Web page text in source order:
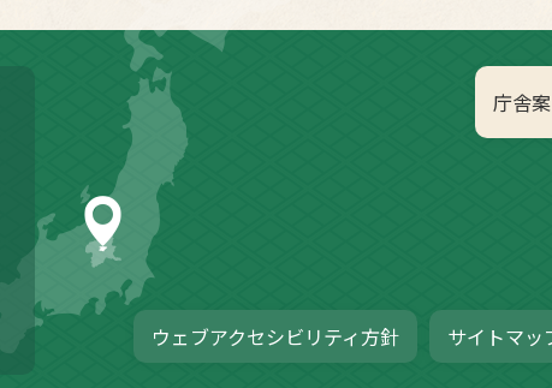
庁舎
ウェブアクセシビリティ方針 サイトマッ